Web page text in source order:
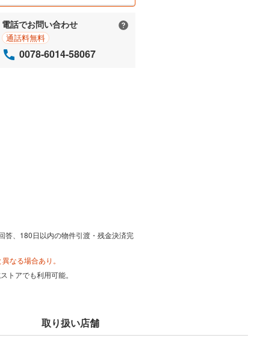
電話でお問い合わせ
通話料無料
0078-6014-58067
答、180日以内の物件引渡・残金決済完
なる場合あり。
トアでも利用可能。
取り扱い店舗